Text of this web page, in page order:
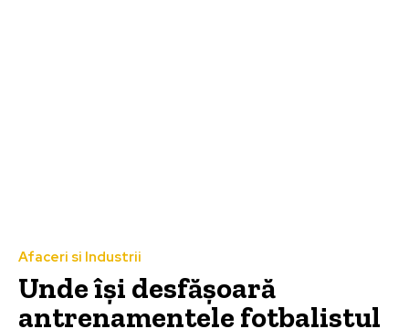
Afaceri si Industrii
Unde își desfășoară
antrenamentele fotbalistul